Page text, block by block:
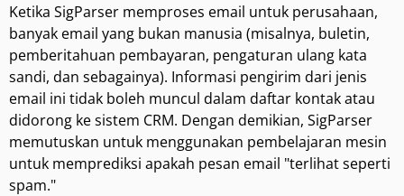
Ketika SigParser memproses email untuk perusahaan,
banyak email yang bukan manusia (misalnya, buletin,
pemberitahuan pembayaran, pengaturan ulang kata
sandi, dan sebagainya). Informasi pengirim dari jenis
email ini tidak boleh muncul dalam daftar kontak atau
didorong ke sistem CRM. Dengan demikian, SigParser
memutuskan untuk menggunakan pembelajaran mesin
untuk memprediksi apakah pesan email "terlihat seperti
spam."